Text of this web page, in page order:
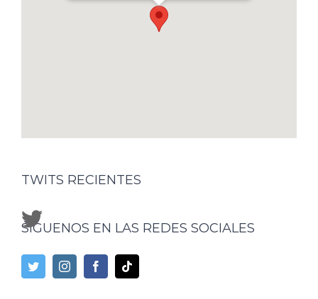
TWITS RECIENTES
SÍGUENOS EN LAS REDES SOCIALES